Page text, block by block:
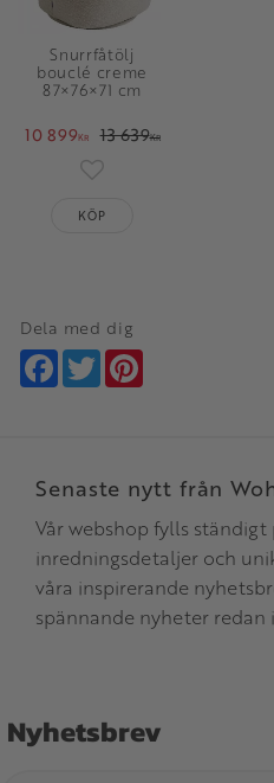
Snurrfåtölj
bouclé creme
87×76×71 cm
10 899KR 13 639KR
Lägg till i favoriter
KÖP
Dela med dig
Facebook
Twitter
Senaste nytt från
Vår webshop fylls
inredningsdetaljer och
våra inspirerande
spännande nyheter redan
Nyhetsbrev